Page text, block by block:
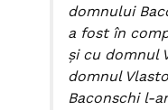
domnului
a fost în
şi cu domnul
domnul
Baconschi l-